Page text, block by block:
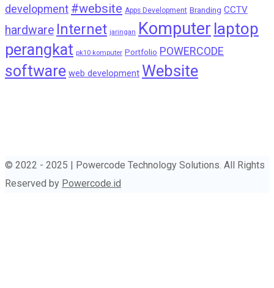
development #website Apps Development Branding CCTV
hardware Internet jaringan Komputer laptop
perangkat pk10 komputer Portfolio POWERCODE
software web development Website
© 2022 - 2025 | Powercode Technology Solutions. All Rights
Reserved by Powercode.id